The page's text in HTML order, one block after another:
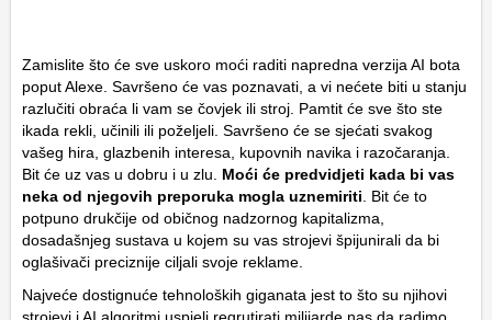
Zamislite što će sve uskoro moći raditi napredna verzija AI bota
poput Alexe. Savršeno će vas poznavati, a vi nećete biti u stanju
razlučiti obraća li vam se čovjek ili stroj. Pamtit će sve što ste
ikada rekli, učinili ili poželjeli. Savršeno će se sjećati svakog
vašeg hira, glazbenih interesa, kupovnih navika i razočaranja.
Bit će uz vas u dobru i u zlu. Moći će predvidjeti kada bi vas
neka od njegovih preporuka mogla uznemiriti . Bit će to
potpuno drukčije od običnog nadzornog kapitalizma,
dosadašnjeg sustava u kojem su vas strojevi špijunirali da bi
oglašivači preciznije ciljali svoje reklame.
Najveće dostignuće tehnoloških giganata jest to što su njihovi